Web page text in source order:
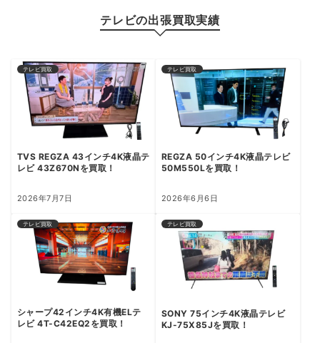
テレビの出張買取実績
テレビ買取
TVS REGZA 43インチ4K液晶テ
レビ 43Z670Nを買取！
2026年7月7日
テレビ買取
REGZA 50インチ4K液晶テレビ
50M550Lを買取！
2026年6月6日
テレビ買取
シャープ42インチ4K有機ELテ
レビ 4T-C42EQ2を買取！
テレビ買取
SONY 75インチ4K液晶テレビ
KJ-75X85Jを買取！